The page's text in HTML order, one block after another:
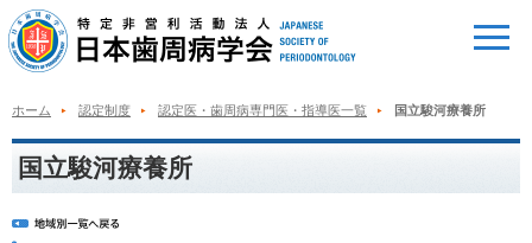
ホーム 認定制度 認定医・歯周病専門医・指導医一覧 国立駿河療養所
国立駿河療養所